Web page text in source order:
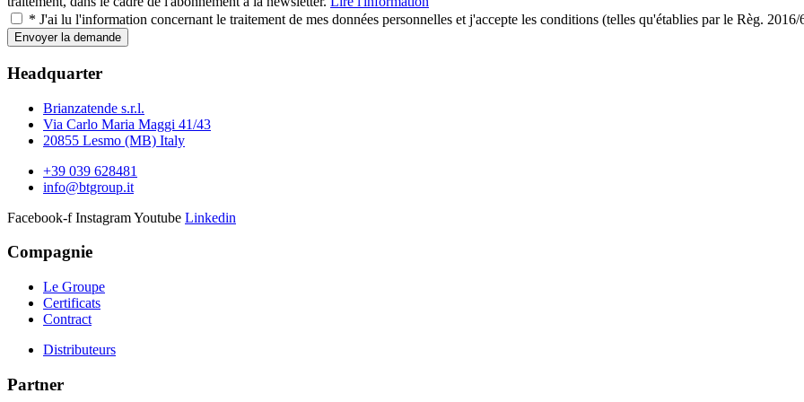
* J'ai lu l'information concernant le traitement de mes données personnelles et j'accepte les conditions (telles qu'établies par le Règ. 2016/
Envoyer la demande
Headquarter
Brianzatende s.r.l.
Via Carlo Maria Maggi 41/43
20855 Lesmo (MB) Italy
+39 039 628481
info@btgroup.it
Facebook-f InstagramYoutube Linkedin
Compagnie
Le Groupe
Certificats
Contract
Distributeurs
Partner